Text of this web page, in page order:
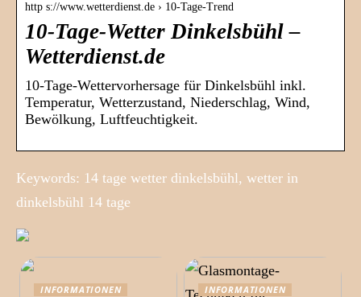
http s://www.wetterdienst.de › 10-Tage-Trend
10-Tage-Wetter Dinkelsbühl –
Wetterdienst.de
10-Tage-Wettervorhersage für Dinkelsbühl inkl.
Temperatur, Wetterzustand, Niederschlag, Wind,
Bewölkung, Luftfeuchtigkeit.
Keywords: 14 tage wetter dinkelsbühl, wetter in
dinkelsbühl 14 tage
INFORMATIONEN INFORMATIONEN